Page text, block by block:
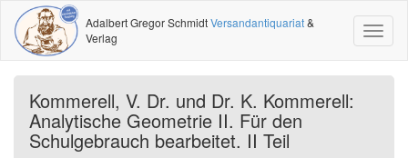
Adalbert Gregor SchmidtVersandantiquariat&
Verlag
Kommerell, V. Dr. und Dr. K. Kommerell:
Analytische Geometrie II. Für den
Schulgebrauch bearbeitet. II Teil